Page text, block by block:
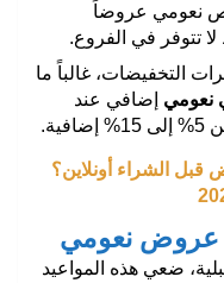
نعومي عروضاً
تتوفر في الفروع.
التخفيضات، غالباً ما
نعومي إضافي عند
الشراء أونلاين؟
عروض نعومي
ضعي هذه المواعيد